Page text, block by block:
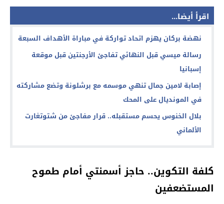
اقرأ أيضا...
نهضة بركان يهزم اتحاد تواركة في مباراة الأهداف السبعة
رسالة ميسي قبل النهائي تفاجئ الأرجنتين قبل موقعة
إسبانيا
إصابة لامين جمال تنهي موسمه مع برشلونة وتضع مشاركته
في المونديال على المحك
بلال الخنوس يحسم مستقبله.. قرار مفاجئ من شتوتغارت
الألماني
كلفة التكوين.. حاجز أسمنتي أمام طموح
المستضعفين